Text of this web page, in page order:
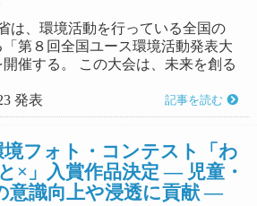
省は、環境活動を行っている全国の
第８回全国ユース環境活動発表大
催する。 この大会は、未来を創る
発表
記事を読む
境フォト・コンテスト「わ
×」入賞作品決定 ― 児童・
意識向上や浸透に貢献 ―